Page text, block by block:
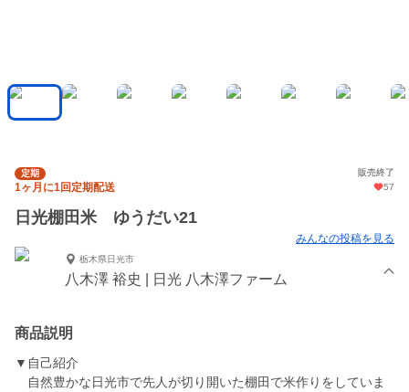
定期 販売終了
1ヶ月に1回定期配送 57
日光棚田米 ゆうだい21
みんなの投稿を見る
栃木県日光市
八木澤 裕史 | 日光 八木澤ファーム
商品説明
▼自己紹介
自然豊かな日光市で先人が切り開いた棚田で米作りをしていま